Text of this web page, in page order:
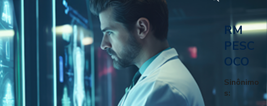
RM
PESC
OCO
Sinônimo
s: